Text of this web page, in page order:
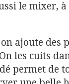
le mixer,
ajoute des
les cuits
permet de